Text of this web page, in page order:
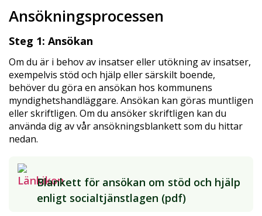
Ansökningsprocessen
Steg 1: Ansökan
Om du är i behov av insatser eller utökning av insatser,
exempelvis stöd och hjälp eller särskilt boende,
behöver du göra en ansökan hos kommunens
myndighetshandläggare. Ansökan kan göras muntligen
eller skriftligen. Om du ansöker skriftligen kan du
använda dig av vår ansökningsblankett som du hittar
nedan.
Blankett för ansökan om stöd och hjälp
enligt socialtjänstlagen (pdf)